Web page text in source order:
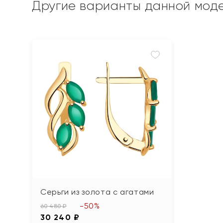
Другие варианты данной
Серьги из золота с агатами
60 480 ₽
30 240 ₽
-50%